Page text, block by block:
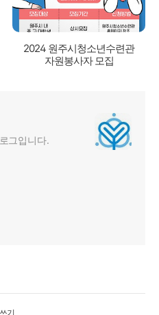
2024 원주시청소년수련관
자원봉사자 모집
그입니다.
기